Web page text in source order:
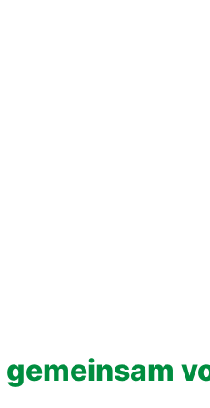
gemeinsam